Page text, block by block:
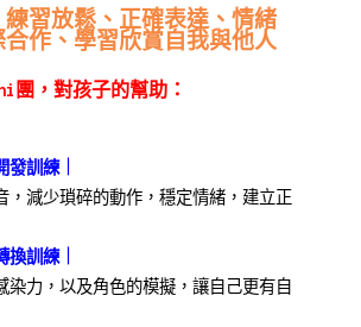
習放鬆、正確表達、情緒
作、學習欣賞自我與他人
團，對孩子的幫助：
發訓練｜
，減少瑣碎的動作，穩定情緒，建立正
換訓練｜
染力，以及角色的模擬，讓自己更有自